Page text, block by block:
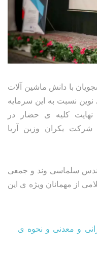
با دانش ماشین آلات
نسبت به این سرمایه
کلیه ی حضار در
یکران وزین آریا
سلماسی وند و جمعی
از مهمانان ویژه ی این